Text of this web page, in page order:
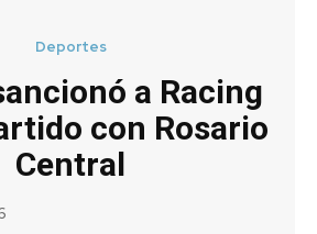
Deportes
a Racing
con Rosario
Central